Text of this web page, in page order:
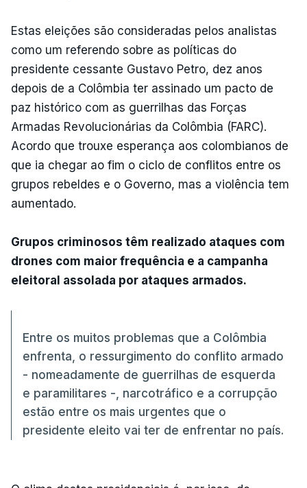
Estas eleições são consideradas pelos analistas
como um referendo sobre as políticas do
presidente cessante Gustavo Petro, dez anos
depois de a Colômbia ter assinado um pacto de
paz histórico com as guerrilhas das Forças
Armadas Revolucionárias da Colômbia (FARC).
Acordo que trouxe esperança aos colombianos de
que ia chegar ao fim o ciclo de conflitos entre os
grupos rebeldes e o Governo, mas a violência tem
aumentado.
Grupos criminosos têm realizado ataques com
drones com maior frequência e a campanha
eleitoral assolada por ataques armados.
Entre os muitos problemas que a Colômbia
enfrenta, o ressurgimento do conflito armado
- nomeadamente de guerrilhas de esquerda
e paramilitares -, narcotráfico e a corrupção
estão entre os mais urgentes que o
presidente eleito vai ter de enfrentar no país.